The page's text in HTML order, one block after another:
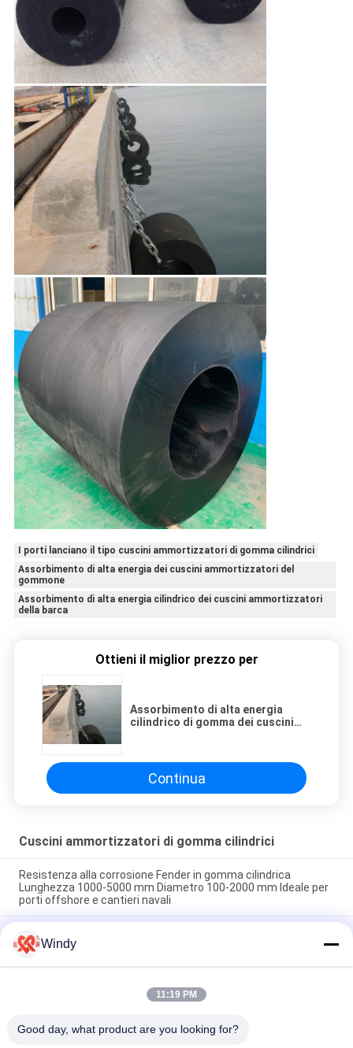
I porti lanciano il tipo cuscini ammortizzatori di gomma cilindrici
Assorbimento di alta energia dei cuscini ammortizzatori del
gommone
Assorbimento di alta energia cilindrico dei cuscini ammortizzatori
della barca
Ottieni il miglior prezzo per
Assorbimento di alta energia
cilindrico di gomma dei cuscini
Continua
Cuscini ammortizzatori di gomma cilindrici
Resistenza alla corrosione Fender in gomma cilindrica
Lunghezza 1000-5000 mm Diametro 100-2000 mm Ideale per
porti offshore e cantieri navali
Resistenza alla trazione 10-30 MPa Fender in gomma
cilindrica con elevato assorbimento di energia che garantisce
l'attracco marittimo e la protezione da impatti delle navi
Parabordi in gomma cilindrici resistenti agli agenti atmosferici
con elevato assorbimento di energia, adatti per rimorchiatori,
Windy
11:19 PM
Good day, what product are you looking for?